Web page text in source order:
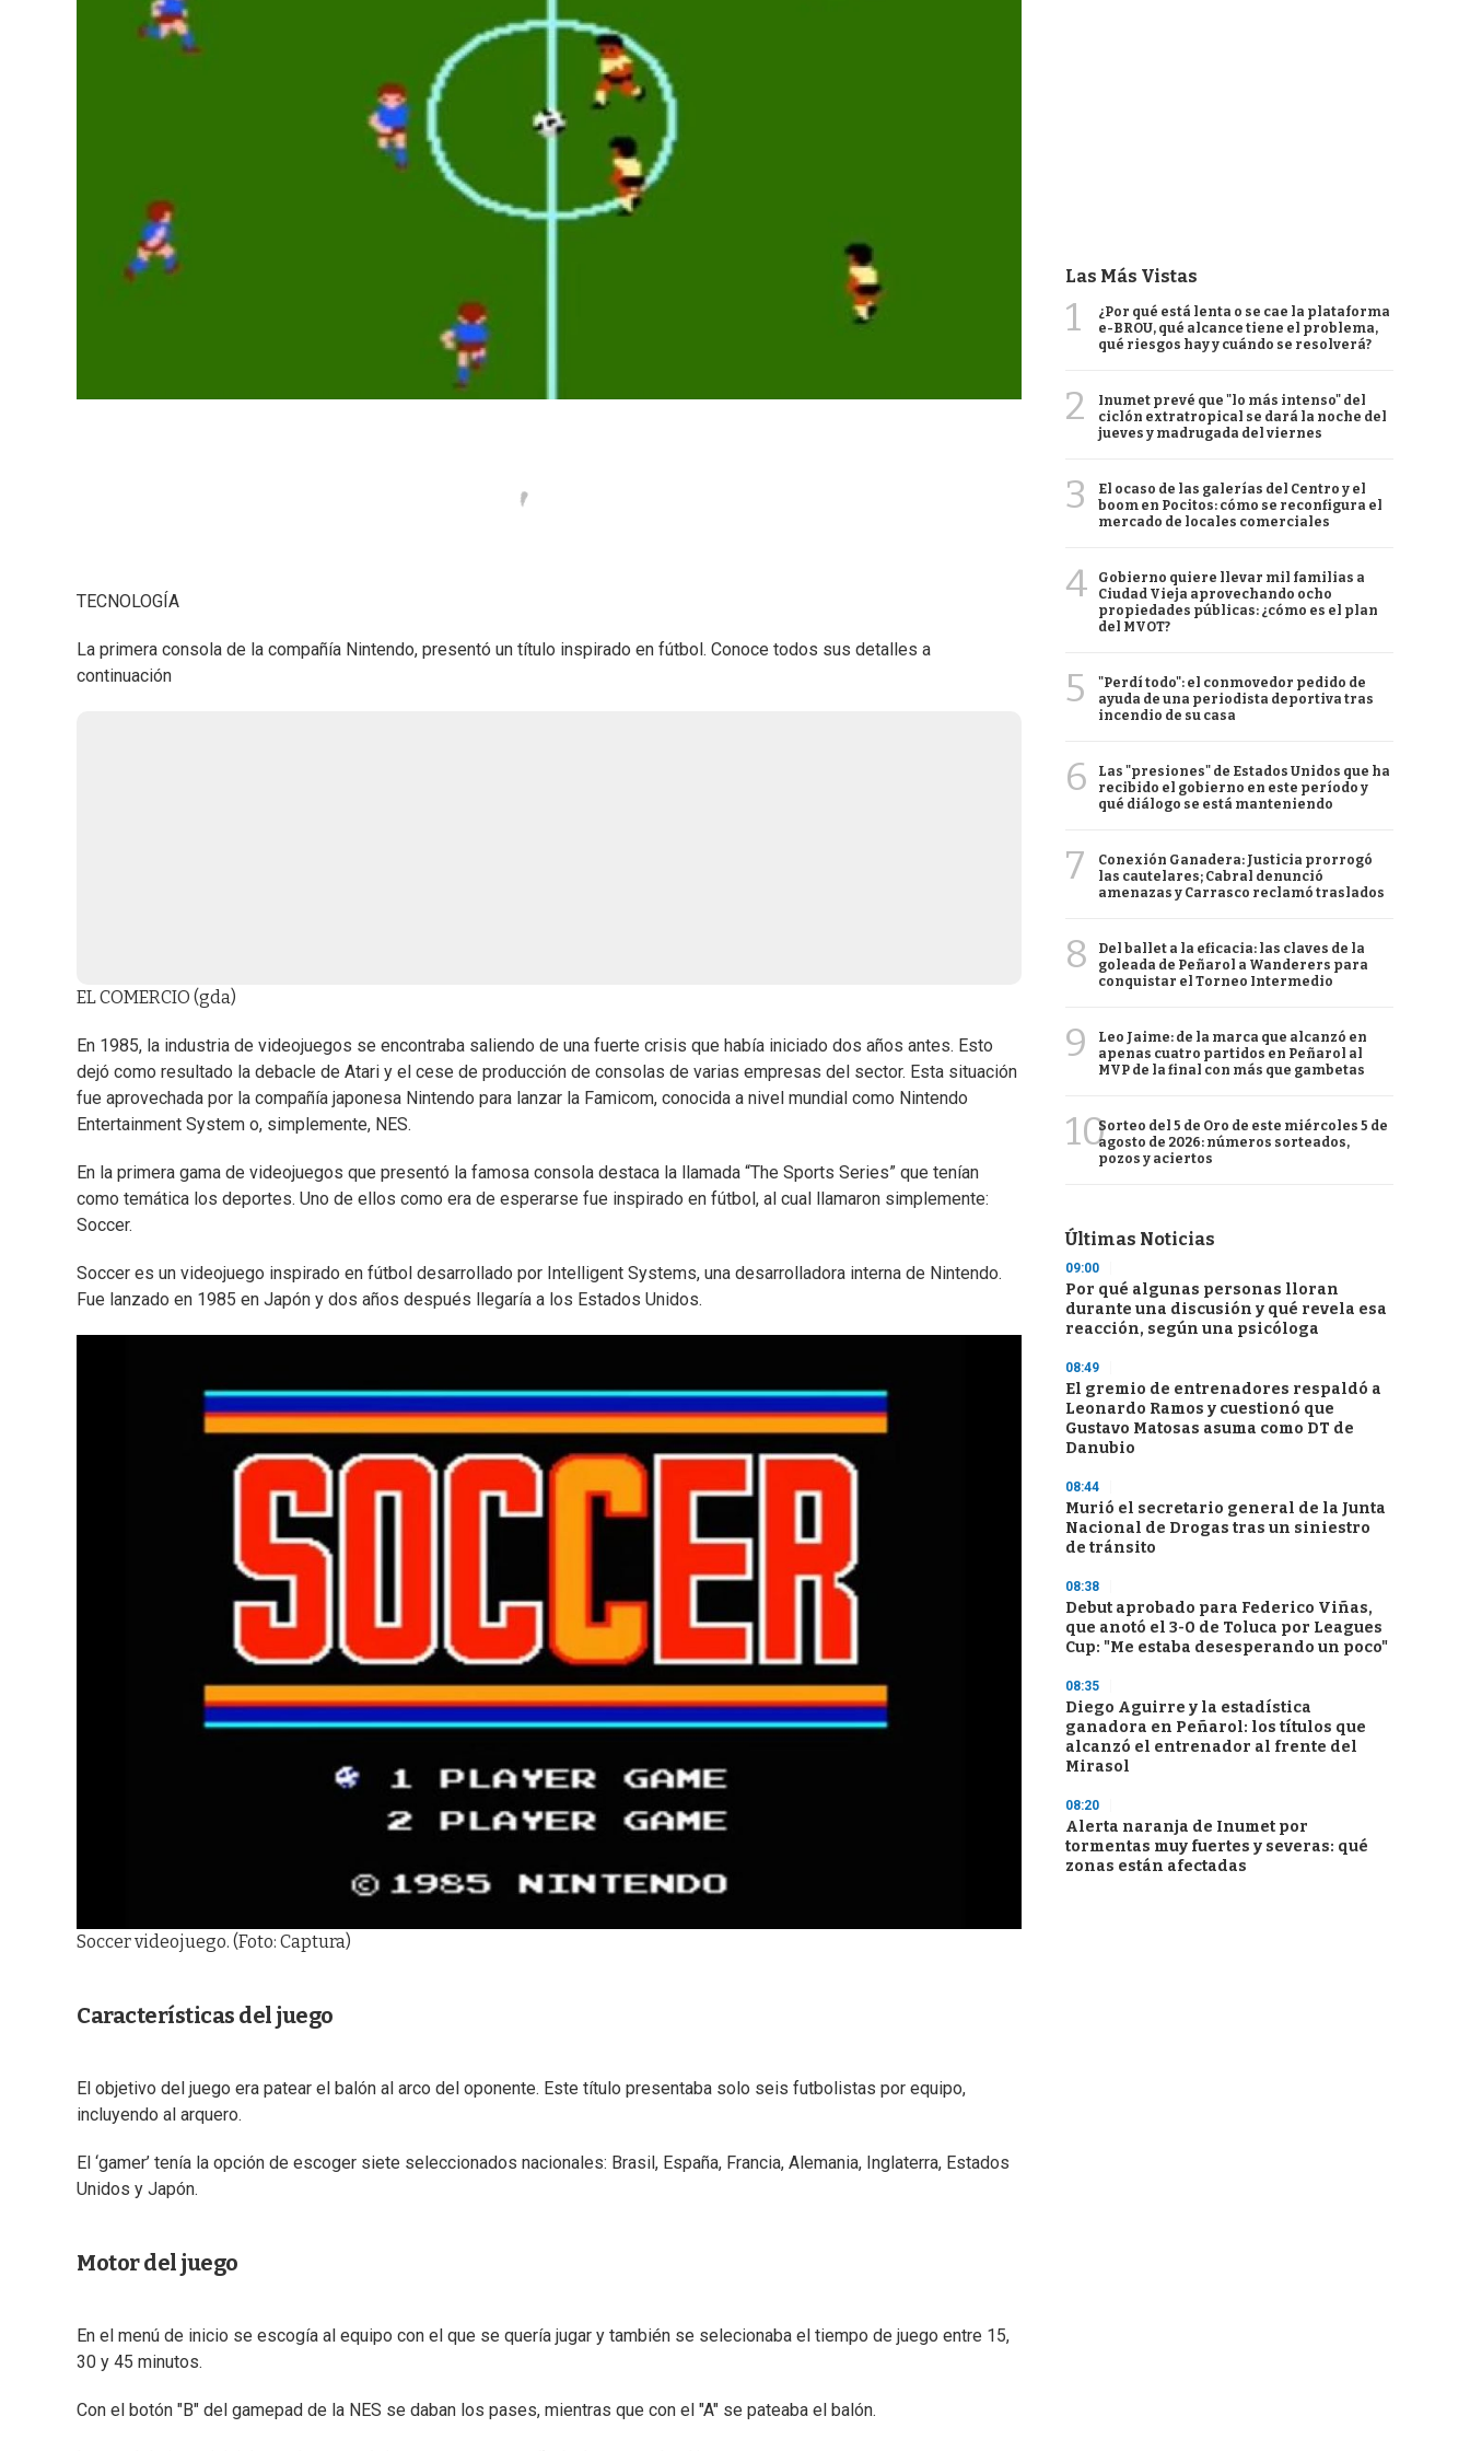
TECNOLOGÍA
La primera consola de la compañía Nintendo, presentó un título inspirado en fútbol. Conoce todos sus detalles a
continuación
EL COMERCIO (gda)
En 1985, la industria de videojuegos se encontraba saliendo de una fuerte crisis que había iniciado dos años antes. Esto
dejó como resultado la debacle de Atari y el cese de producción de consolas de varias empresas del sector. Esta situación
fue aprovechada por la compañía japonesa Nintendo para lanzar la Famicom, conocida a nivel mundial como Nintendo
Entertainment System o, simplemente, NES.
En la primera gama de videojuegos que presentó la famosa consola destaca la llamada “The Sports Series” que tenían
como temática los deportes. Uno de ellos como era de esperarse fue inspirado en fútbol, al cual llamaron simplemente:
Soccer.
Soccer es un videojuego inspirado en fútbol desarrollado por Intelligent Systems, una desarrolladora interna de Nintendo.
Fue lanzado en 1985 en Japón y dos años después llegaría a los Estados Unidos.
Soccer videojuego. (Foto: Captura)
Características del juego
El objetivo del juego era patear el balón al arco del oponente. Este título presentaba solo seis futbolistas por equipo,
incluyendo al arquero.
El ‘gamer’ tenía la opción de escoger siete seleccionados nacionales: Brasil, España, Francia, Alemania, Inglaterra, Estados
Unidos y Japón.
Motor del juego
En el menú de inicio se escogía al equipo con el que se quería jugar y también se selecionaba el tiempo de juego entre 15,
30 y 45 minutos.
Con el botón "B" del gamepad de la NES se daban los pases, mientras que con el "A" se pateaba el balón.
Las Más Vistas
1
¿Por qué está lenta o se cae la plataforma
e-BROU, qué alcance tiene el problema,
qué riesgos hay y cuándo se resolverá?
2
Inumet prevé que "lo más intenso" del
ciclón extratropical se dará la noche del
jueves y madrugada del viernes
3
El ocaso de las galerías del Centro y el
boom en Pocitos: cómo se reconfigura el
mercado de locales comerciales
4
Gobierno quiere llevar mil familias a
Ciudad Vieja aprovechando ocho
propiedades públicas: ¿cómo es el plan
del MVOT?
5
"Perdí todo": el conmovedor pedido de
ayuda de una periodista deportiva tras
incendio de su casa
6
Las "presiones" de Estados Unidos que ha
recibido el gobierno en este período y
qué diálogo se está manteniendo
7
Conexión Ganadera: Justicia prorrogó
las cautelares; Cabral denunció
amenazas y Carrasco reclamó traslados
8
Del ballet a la eficacia: las claves de la
goleada de Peñarol a Wanderers para
conquistar el Torneo Intermedio
9
Leo Jaime: de la marca que alcanzó en
apenas cuatro partidos en Peñarol al
MVP de la final con más que gambetas
10Sorteo del 5 de Oro de este miércoles 5 de
agosto de 2026: números sorteados,
pozos y aciertos
Últimas Noticias
09:00
Por qué algunas personas lloran
durante una discusión y qué revela esa
reacción, según una psicóloga
08:49
El gremio de entrenadores respaldó a
Leonardo Ramos y cuestionó que
Gustavo Matosas asuma como DT de
Danubio
08:44
Murió el secretario general de la Junta
Nacional de Drogas tras un siniestro
de tránsito
08:38
Debut aprobado para Federico Viñas,
que anotó el 3-0 de Toluca por Leagues
Cup: "Me estaba desesperando un poco"
08:35
Diego Aguirre y la estadística
ganadora en Peñarol: los títulos que
alcanzó el entrenador al frente del
Mirasol
08:20
Alerta naranja de Inumet por
tormentas muy fuertes y severas: qué
zonas están afectadas